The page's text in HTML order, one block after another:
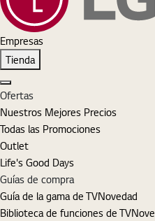
Empresas
Tienda
Cerrar
Ofertas
Nuestros Mejores Precios
Todas las Promociones
Outlet
Life's Good Days
Guías de compra
Guía de la gama de TVNovedad
Biblioteca de funciones de TV